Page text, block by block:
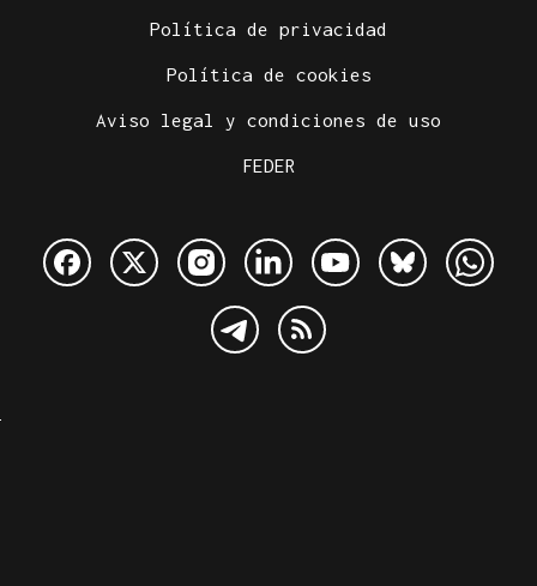
Política de privacidad
Política de cookies
Aviso legal y condiciones de uso
FEDER